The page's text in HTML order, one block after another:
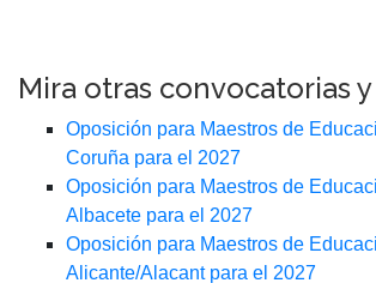
Mira otras convocatorias
Oposición para Maestros de
Coruña para el 2027
Oposición para Maestros de
Albacete para el 2027
Oposición para Maestros de
Alicante/Alacant para el 2027